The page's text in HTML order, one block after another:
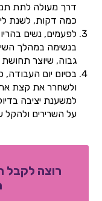
דרך מעולה לתת
כמה דקות, לשנת
לפעמים, נשים
בנשימה במהלך
גבוה, שיוצר
בסיום יום העבודה,
ולשחרר את קצת את
למשענת יציבה
על השרירים ולהקל
רוצה לקבל